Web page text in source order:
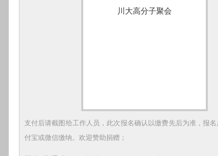
支付后请截图给工作人员，此次报名确认以缴费先后为准，报
付宝或微信缴纳。欢迎赞助捐赠；